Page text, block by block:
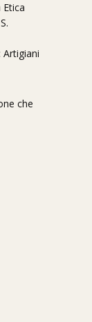
Artigiani
che